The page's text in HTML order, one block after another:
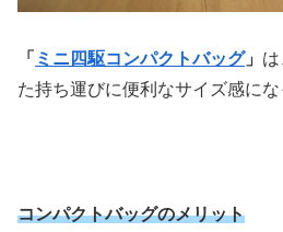
「 ミニ四駆コンパクトバッグ」
た持ち運びに便利なサイズ感にな
コンパクトバッグのメリット